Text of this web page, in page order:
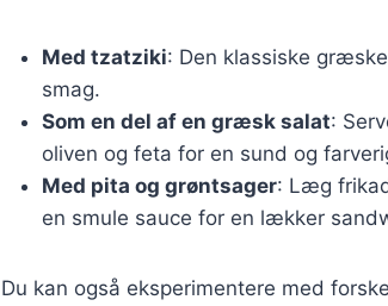
Med tzatziki: Den klassiske
smag.
Som en del af en græsk salat:
oliven og feta for en sund og
Med pita og grøntsager: Læg
en smule sauce for en lækker
Du kan også eksperimentere med